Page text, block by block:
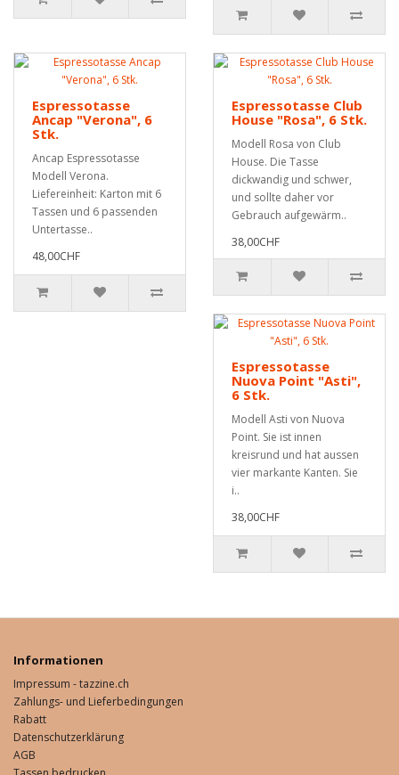
Espressotasse
Ancap "Verona", 6
Stk.
Ancap Espressotasse
Modell Verona.
Liefereinheit: Karton mit 6
Tassen und 6 passenden
Untertasse..
48,00CHF
Espressotasse Club
House "Rosa", 6 Stk.
Modell Rosa von Club
House. Die Tasse
dickwandig und schwer,
und sollte daher vor
Gebrauch aufgewärm..
38,00CHF
Espressotasse
Nuova Point "Asti",
6 Stk.
Modell Asti von Nuova
Point. Sie ist innen
kreisrund und hat aussen
vier markante Kanten. Sie
i..
38,00CHF
Informationen
Impressum - tazzine.ch
Zahlungs- und Lieferbedingungen
Rabatt
Datenschutzerklärung
AGB